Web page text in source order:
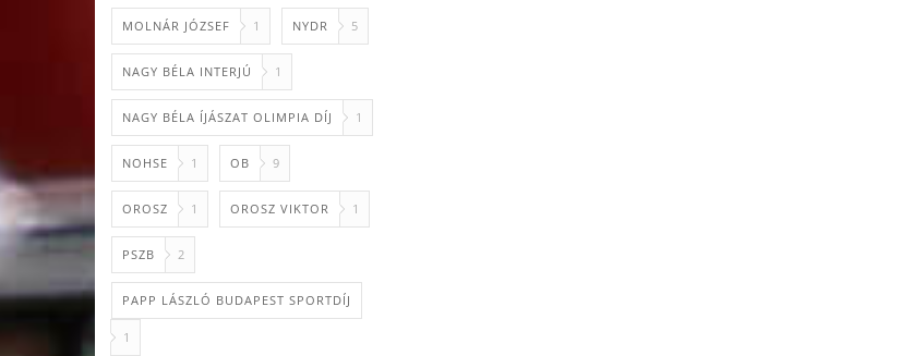
MOLNÁR JÓZSEF 1 NYDR 5
NAGY BÉLA INTERJÚ 1
NAGY BÉLA ÍJÁSZAT OLIMPIA DÍJ 1
NOHSE 1 OB 9
OROSZ 1 OROSZ VIKTOR 1
PSZB 2
PAPP LÁSZLÓ BUDAPEST SPORTDÍJ
1